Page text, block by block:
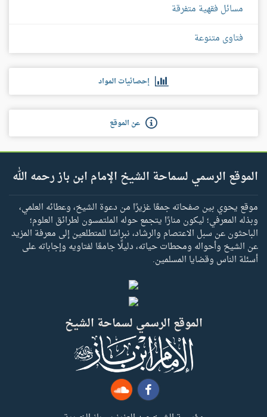
مسائل فقهية متفرقة
فتاوى متنوعة
إحصائيات المواد
عن الموقع
الموقع الرسمي لسماحة الشيخ الإمام ابن باز رحمه الله
موقع يحوي بين صفحاته جمعًا غزيرًا من دعوة الشيخ، وعطائه العلمي،
وبذله المعرفي؛ ليكون منارًا يتجمع حوله الملتمسون لطرائق العلوم؛
الباحثون عن سبل الاعتصام والرشاد، نبراسًا للمتطلعين إلى معرفة المزيد
عن الشيخ وأحواله ومحطات حياته، دليلًا جامعًا لفتاويه وإجاباته على
أسئلة الناس وقضايا المسلمين.
الموقع الرسمي لسماحة الشيخ